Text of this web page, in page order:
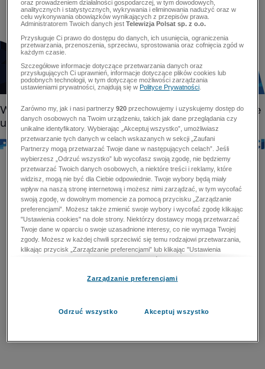
oraz prowadzeniem działalności gospodarczej, w tym dowodowych,
analitycznych i statystycznych, wykrywania i eliminowania nadużyć oraz w
celu wykonywania obowiązków wynikających z przepisów prawa.
Administratorem Twoich danych jestTelewizja Polsat sp. z o.o.
Przysługuje Ci prawo do dostępu do danych, ich usunięcia, ograniczenia
przetwarzania, przenoszenia, sprzeciwu, sprostowania oraz cofnięcia zgód w
każdym czasie.
Szczegółowe informacje dotyczące przetwarzania danych oraz
przysługujących Ci uprawnień, informacje dotyczące plików cookies lub
podobnych technologii, w tym dotyczące możliwości zarządzania
ustawieniami prywatności, znajdują się wPolityce Prywatności
Zarówno my, jak i nasi partnerzy920 przechowujemy i uzyskujemy dostęp do
danych osobowych na Twoim urządzeniu, takich jak dane przeglądania czy
unikalne identyfikatory. Wybierając „Akceptuj wszystko”, umożliwiasz
przetwarzanie tych danych w celach wskazanych w sekcji „Zaufani
Partnerzy mogą przetwarzać Twoje dane w następujących celach”. Jeśli
wybierzesz „Odrzuć wszystko” lub wycofasz swoją zgodę, nie będziemy
przetwarzać Twoich danych osobowych, a niektóre treści i reklamy, które
widzisz, mogą nie być dla Ciebie odpowiednie. Twoje wybory będą miały
wpływ na naszą stronę internetową i możesz nimi zarządzać, w tym wycofać
swoją zgodę, w dowolnym momencie za pomocą przycisku „Zarządzanie
preferencjami”. Możesz także zmienić swoje wybory i wycofać zgodę klikając
"Ustawienia cookies" na dole strony. Niektórzy dostawcy mogą przetwarzać
Twoje dane w oparciu o swoje uzasadnione interesy, co nie wymaga Twojej
zgody. Możesz w każdej chwili sprzeciwić się temu rodzajowi przetwarzania,
klikając przycisk „Zarządzanie preferencjami” lub klikając "Ustawienia
cookies" na dole strony. Nie możesz sprzeciwić się przetwarzaniu przez
zapobiegania oszustwom i naprawiania błędów, a w tym celu mogą zostać
przetwarzaniu danych osobowych w celu dostarczania i prezentacji reklam i
Zarządzanie preferencjami
Odrzuć wszystko Akceptuj wszystko